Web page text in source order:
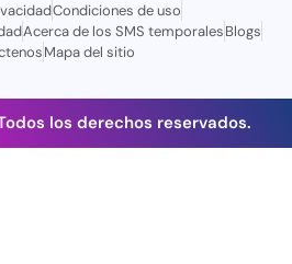
Condiciones de uso
Acerca de los SMS temporalesBlogs
Mapa del sitio
los derechos reservados.